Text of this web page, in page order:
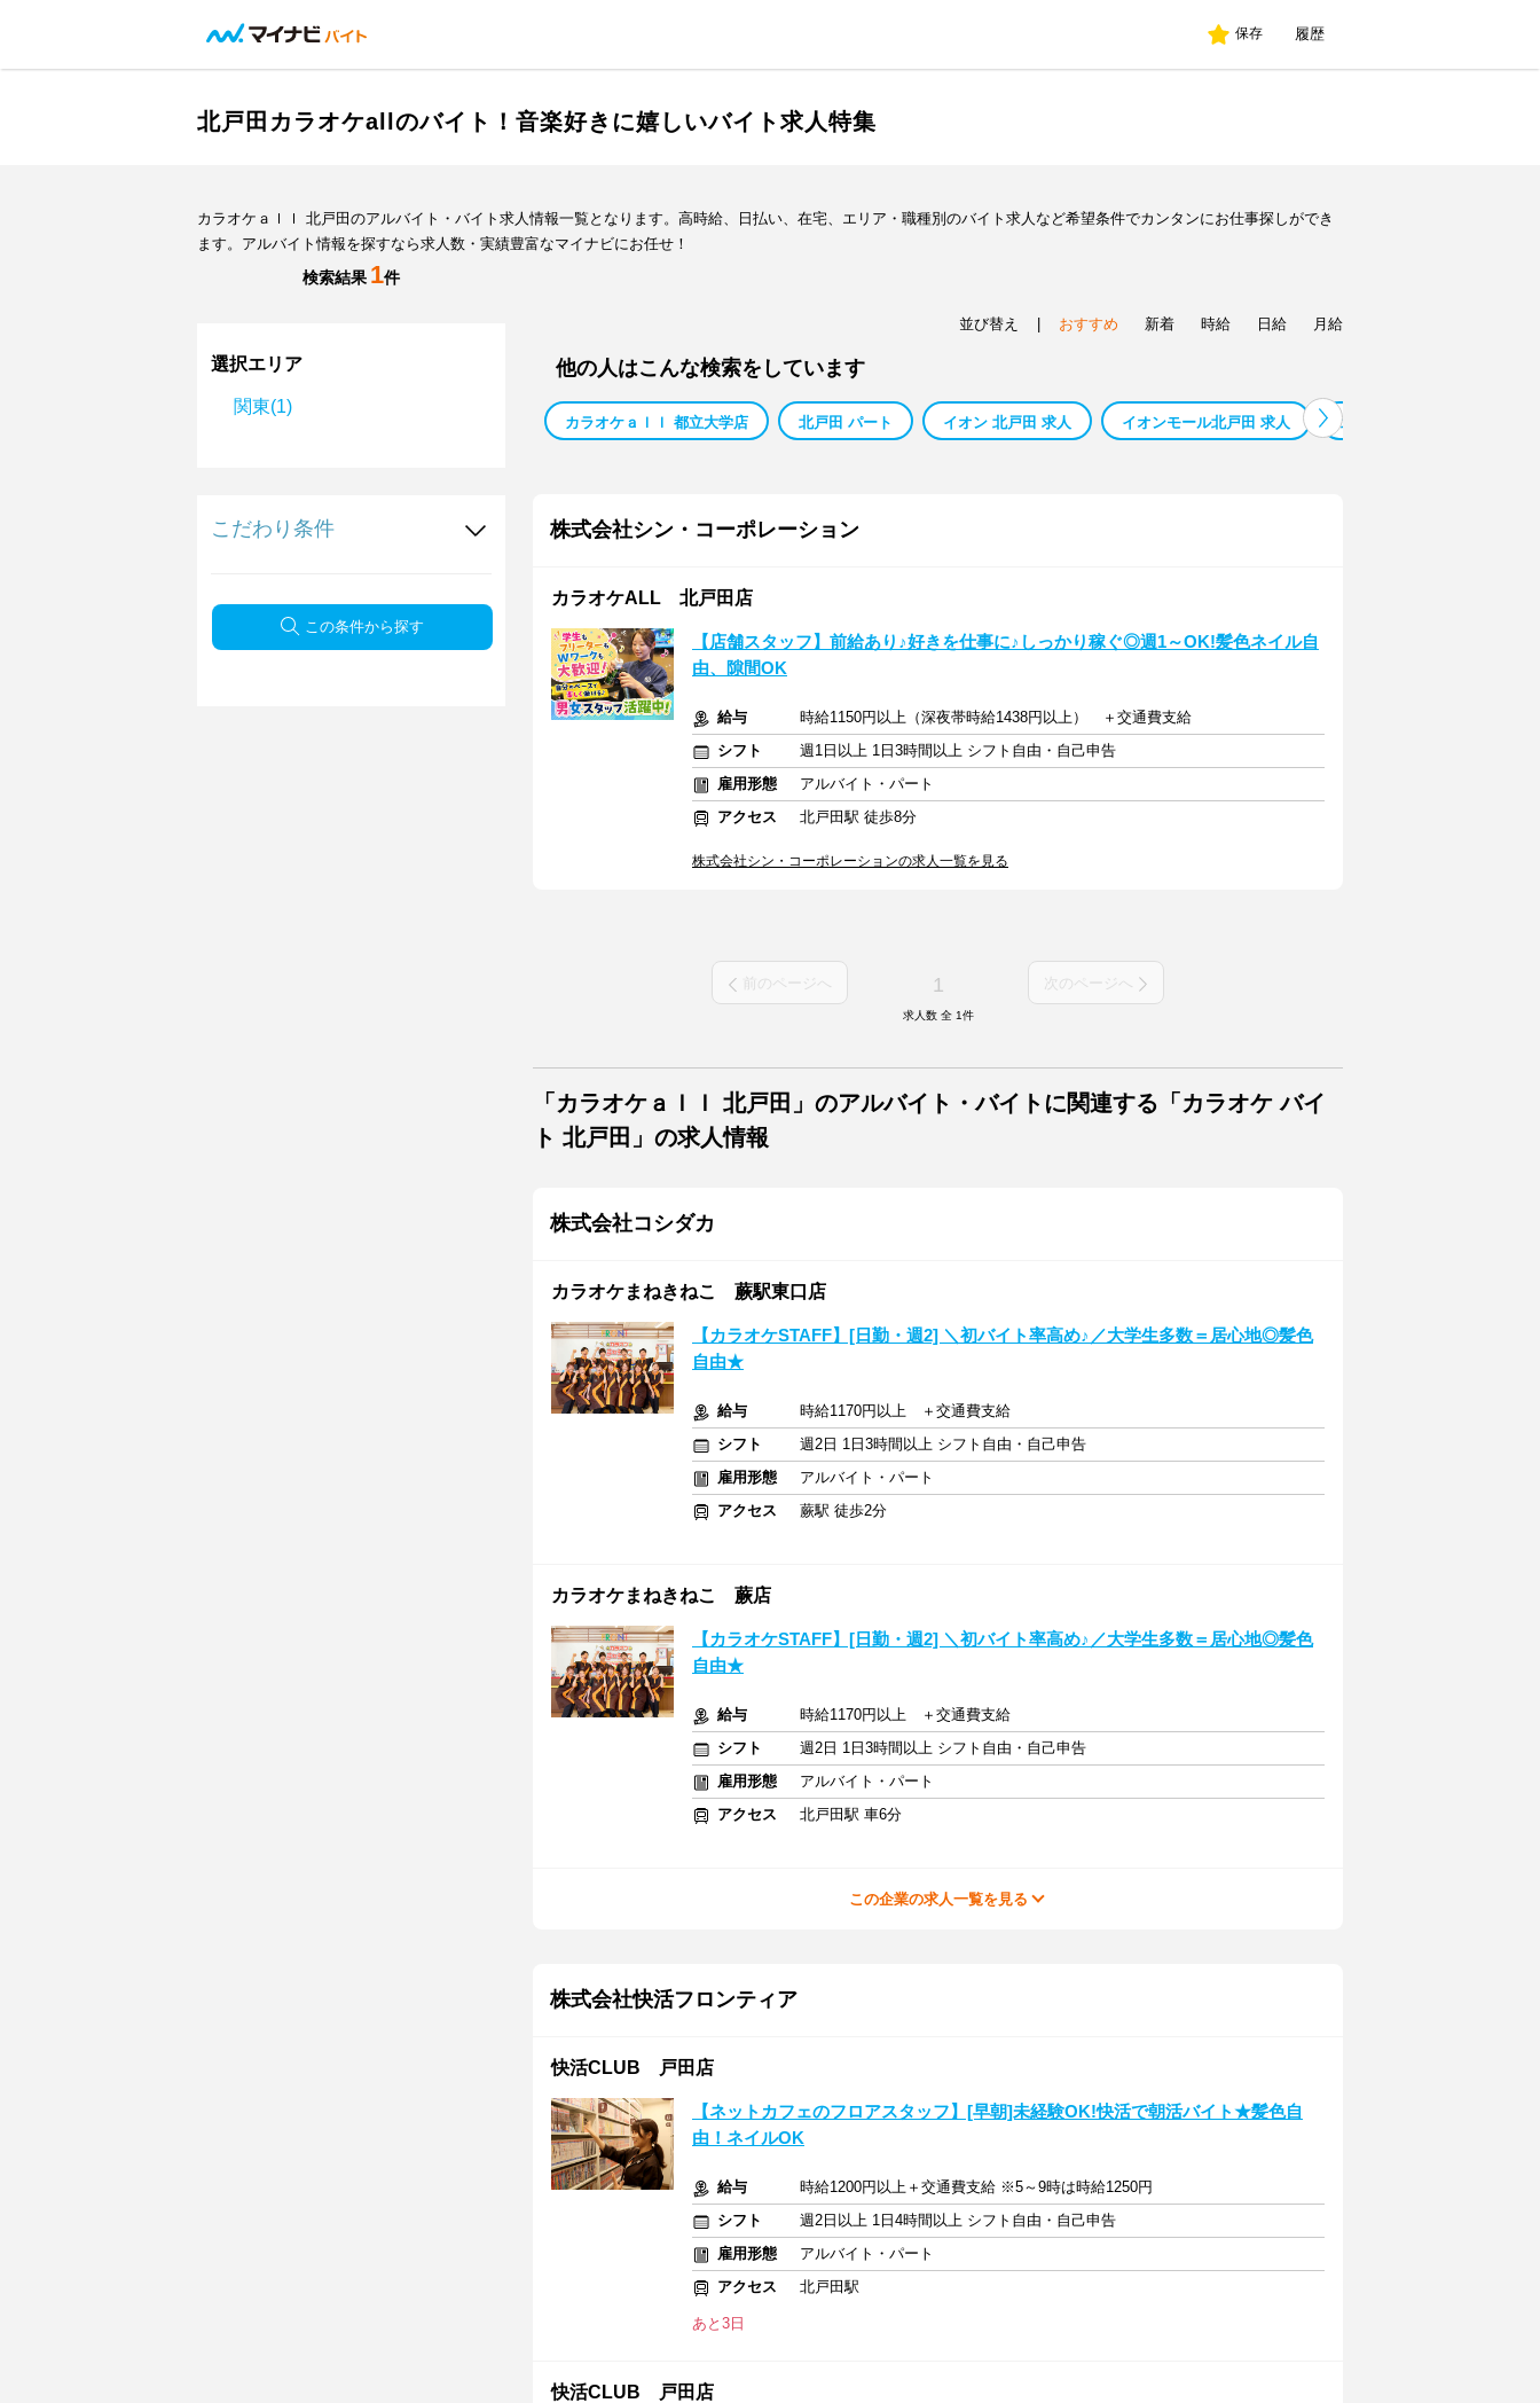
保存 履歴
北戸田カラオケallのバイト！音楽好きに嬉しいバイト求人特集
カラオケａｌｌ 北戸田のアルバイト・バイト求人情報一覧となります。高時給、日払い、在宅、エリア・職種別のバイト求人など希望条件でカンタンにお仕事探しができ
ます。アルバイト情報を探すなら求人数・実績豊富なマイナビにお任せ！
検索結果 1件
選択エリア
関東(1)
こだわり条件
この条件から探す
並び替え おすすめ 新着 時給 日給 月給
他の人はこんな検索をしています
カラオケａｌｌ 都立大学店 北戸田 パート イオン 北戸田 求人 イオンモール北戸田 求人 北戸田駅 （埼玉県） 現金手
株式会社シン・コーポレーション
カラオケALL 北戸田店
【店舗スタッフ】前給あり♪好きを仕事に♪しっかり稼ぐ◎週1～OK!髪色ネイル自
由、隙間OK
給与
時給1150円以上（深夜帯時給1438円以上） ＋交通費支給
シフト
週1日以上 1日3時間以上 シフト自由・自己申告
雇用形態
アルバイト・パート
アクセス
北戸田駅 徒歩8分
株式会社シン・コーポレーションの求人一覧を見る
前のページへ 1 次のページへ
求人数 全 1件
「カラオケａｌｌ 北戸田」のアルバイト・バイトに関連する「カラオケ バイ
ト 北戸田」の求人情報
株式会社コシダカ
カラオケまねきねこ 蕨駅東口店
【カラオケSTAFF】[日勤・週2] ＼初バイト率高め♪／大学生多数＝居心地◎髪色
自由★
給与
時給1170円以上 ＋交通費支給
シフト
週2日 1日3時間以上 シフト自由・自己申告
雇用形態
アルバイト・パート
アクセス
蕨駅 徒歩2分
カラオケまねきねこ 蕨店
【カラオケSTAFF】[日勤・週2] ＼初バイト率高め♪／大学生多数＝居心地◎髪色
自由★
給与
時給1170円以上 ＋交通費支給
シフト
週2日 1日3時間以上 シフト自由・自己申告
雇用形態
アルバイト・パート
アクセス
北戸田駅 車6分
この企業の求人一覧を見る
株式会社快活フロンティア
快活CLUB 戸田店
【ネットカフェのフロアスタッフ】[早朝]未経験OK!快活で朝活バイト★髪色自
由！ネイルOK
給与
時給1200円以上＋交通費支給 ※5～9時は時給1250円
シフト
週2日以上 1日4時間以上 シフト自由・自己申告
雇用形態
アルバイト・パート
アクセス
北戸田駅
あと3日
快活CLUB 戸田店